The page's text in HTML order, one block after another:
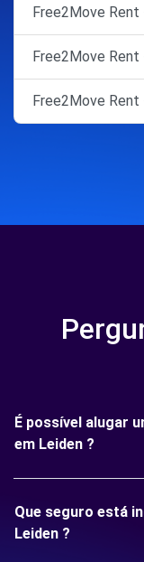
Free2Move Rent
Free2Move Rent
Free2Move Rent
É possível alugar
em Leiden ?
Que seguro está
Leiden ?